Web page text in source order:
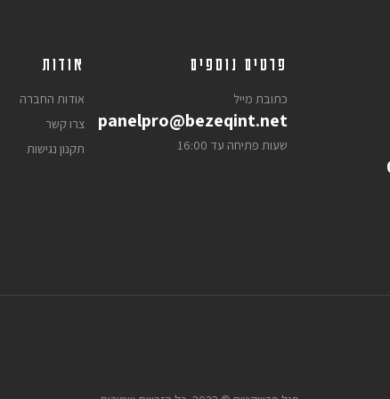
פרטים נוספים
כתובת מייל
panelpro@bezeqint.net
שעות פתיחה עד 16:00
אודות
אודות החברה
צרו קשר
תקנון נגישות